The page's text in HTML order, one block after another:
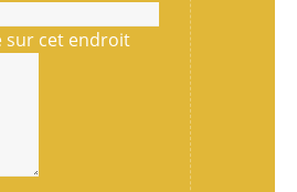
sur cet endroit